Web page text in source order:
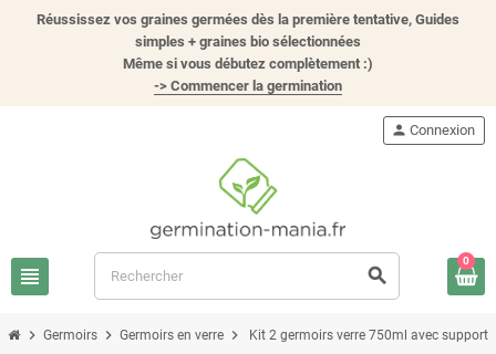
Réussissez vos graines germées dès la première tentative, Guides
simples + graines bio sélectionnées
Même si vous débutez complètement :)
-> Commencer la germination
view_headline search
person Connexion
0
chevron_right Germoirs chevron_right Germoirs en verre chevron_right Kit 2 germoirs verre 750ml avec